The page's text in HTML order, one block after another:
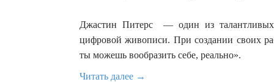
Джастин Питерс — один из
цифровой живописи. При создании своих
ты можешь вообразить себе, реально».
Читать далее →